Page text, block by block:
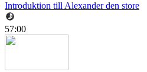
Introduktion till Alexander den store
57:00